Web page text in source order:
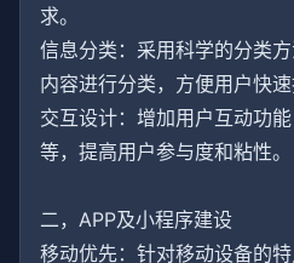
求。
信息分类：采用科学的分类
内容进行分类，方便用户快速
交互设计：增加用户互动功
等，提高用户参与度和粘性。
二，APP及小程序建设
移动优先：针对移动设备的